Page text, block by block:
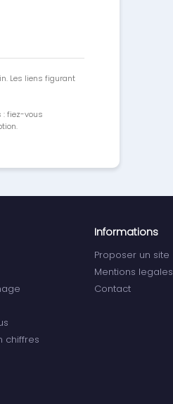
Les liens figurant
: fiez-vous
chiffres
Informations
Proposer un site
Mentions legales
Contact